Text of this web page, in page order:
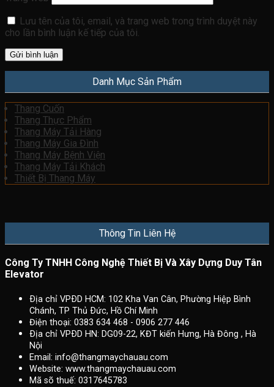
Lưu tên của tôi, email, và trang web trong trình duyệt này
cho lần bình luận kế tiếp của tôi.
Danh Mục Sản Phẩm
Thang Cuốn
Thang Thực Phẩm
Thang Máy Tải Hàng
Thang Máy Gia Đình
Thang Máy Bệnh Viện
Thang Máy Tải Khách
Thiết Bị Thang Máy
Thông Tin Liên Hệ
Công Ty TNHH Công Nghệ Thiết Bị Và Xây Dựng Duy Tân
Elevator
Ðịa chỉ VPÐD HCM: 102 Kha Van Cân, Phường Hiệp Bình
Chánh, TP Thủ Ðức, Hồ Chí Minh
Điện thoại: 0383 634 468 - 0906 277 446
Ðịa chỉ VPÐD HN: DG09-22, KĐT kiến Hưng, Hà Đông , Hà
Nội
Email: info@thangmaychauau.com
Website: www.thangmaychauau.com
Mã sõ thuế: 0317645783